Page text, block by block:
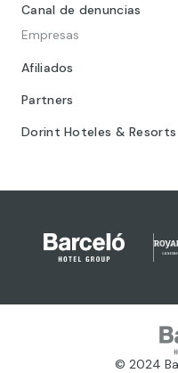
Canal de denuncias
Empresas
Afiliados
Partners
Dorint Hoteles & Resorts
© 2024